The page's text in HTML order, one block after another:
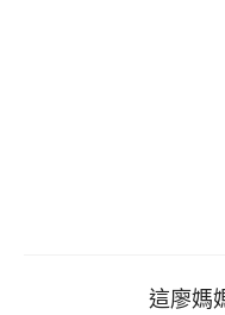
這廖媽